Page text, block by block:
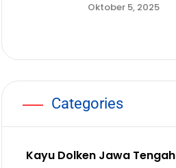
Oktober 5, 2025
Categories
Kayu Dolken Jawa Tengah